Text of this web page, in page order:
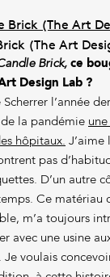
(The Art
Brick, ce
Design Lab ?
l’année
la pandémie
hôpitaux. J’aime
pas
D’un autre
Ce matériau
m’a toujours
avec une usine
voulais